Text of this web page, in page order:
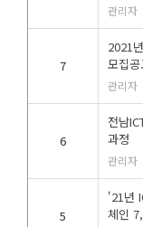
관리자
7
2021
모집
관리자
6
전남
과정
관리자
5
'21년
체인